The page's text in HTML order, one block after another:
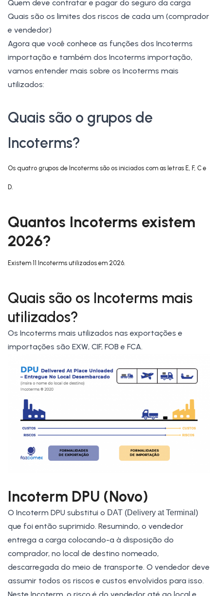
Quem deve contratar e pagar do seguro da carga
Quais são os limites dos riscos de cada um (comprador
e vendedor)
Agora que você conhece as funções dos Incoterms
importação e também dos Incoterms importação,
vamos entender mais sobre os Incoterms mais
utilizados:
Quais são o grupos de
Incoterms?
Os quatro grupos de Incoterms são os iniciados com as letras E, F, C e
D.
Quantos Incoterms existem
2026?
Existem 11 Incoterms utilizados em 2026.
Quais são os Incoterms mais
utilizados?
Os Incoterms mais utilizados nas exportações e
importações são EXW, CIF, FOB e FCA.
Incoterm DPU (Novo)
O Incoterm DPU substitui o DAT (Delivery at Terminal)
que foi então suprimido. Resumindo, o vendedor
entrega a carga colocando-a à disposição do
comprador, no local de destino nomeado,
descarregada do meio de transporte. O vendedor deve
assumir todos os riscos e custos envolvidos para isso.